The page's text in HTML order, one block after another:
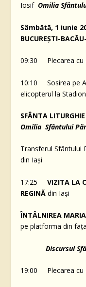
Iosif Omilia
Sâmbătă, 1 iunie
BUCUREȘTI-
09:30 Plecarea cu
10:10 Sosirea pe
elicopterul la
SFÂNTA
Omilia Sfântului
Transferul Sfântului
din Iași
17:25VIZITA LA
REGINĂdin Iași
ÎNTÂLNIREA
pe platforma din
Discursul
19:00 Plecarea cu